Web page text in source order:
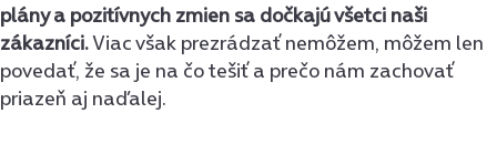
plány a pozitívnych zmien sa dočkajú všetci naši
zákazníci.Viac však prezrádzať nemôžem, môžem len
povedať, že sa je na čo tešiť a prečo nám zachovať
priazeň aj naďalej.